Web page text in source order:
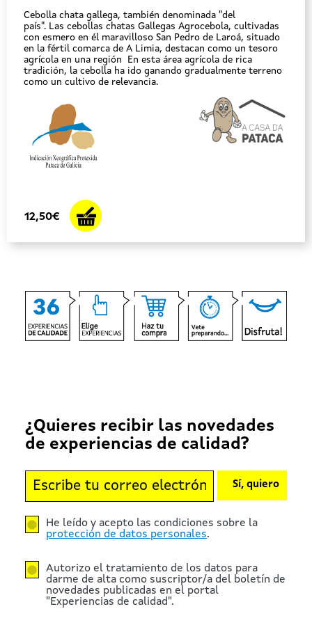
Cebolla chata gallega, también denominada "del
país". Las cebollas chatas Gallegas Agrocebola, cultivadas
con esmero en él maravilloso San Pedro de Laroá, situado
en la fértil comarca de A Limia, destacan como un tesoro
agrícola en una región En esta área agrícola de rica
tradición, la cebolla ha ido ganando gradualmente terreno
como un cultivo de relevancia.
12,50€
¿Quieres recibir las novedades
de experiencias de calidad?
He leído y acepto las condiciones sobre la
protección de datos personales.
Autorizo el tratamiento de los datos para
darme de alta como suscriptor/a del boletín de
novedades publicadas en el portal
"Experiencias de calidad".
Sí, quiero